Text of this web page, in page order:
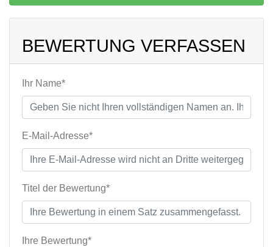
BEWERTUNG VERFASSEN
Ihr Name*
E-Mail-Adresse*
Titel der Bewertung*
Ihre Bewertung*